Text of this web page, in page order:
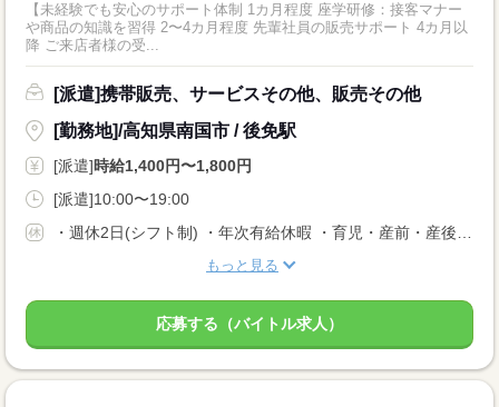
【未経験でも安心のサポート体制 1カ月程度 座学研修：接客マナー
や商品の知識を習得 2〜4カ月程度 先輩社員の販売サポート 4カ月以
降 ご来店者様の受...
[派遣]携帯販売、サービスその他、販売その他
[勤務地]/高知県南国市 / 後免駅
[派遣]時給1,400円〜1,800円
[派遣]10:00〜19:00
・週休2日(シフト制) ・年次有給休暇 ・育児・産前・産後休暇 ・弔事休暇 ・結婚休暇 ・出産休暇 ・交通遮断休暇 ・感染症休暇 ・罹災休暇 ・私傷病休暇 ・その他社内規定による休暇多数有
もっと見る
応募する（バイトル求人）